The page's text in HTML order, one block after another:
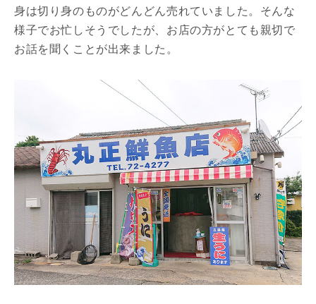
身は切り身のものがどんどん売れていました。そんな
様子でお忙しそうでしたが、お店の方がとても親切で
お話を聞くことが出来ました。